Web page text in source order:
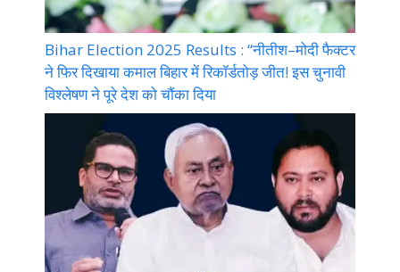
Bihar Election 2025 Results : “नीतीश–मोदी फैक्टर
ने फिर दिखाया कमाल बिहार में रिकॉर्डतोड़ जीत! इस चुनावी
विश्लेषण ने पूरे देश को चौंका दिया